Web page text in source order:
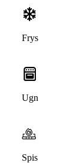
Frys
Ugn
Spis